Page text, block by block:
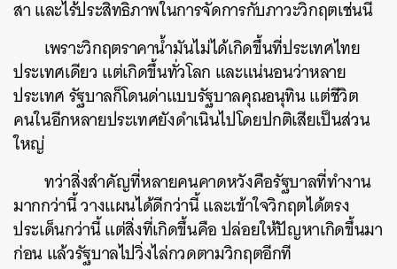
สา และไร้ประสิทธิภาพในการจัดการกับภาวะวิกฤตเช่นนี้
เพราะวิกฤตราคาน้ำมันไม่ได้เกิดขึ้นที่ประเทศไทย
ประเทศเดียว แต่เกิดขึ้นทั่วโลก และแน่นอนว่าหลาย
ประเทศ รัฐบาลก็โดนด่าแบบรัฐบาลคุณอนุทิน แต่ชีวิต
คนในอีกหลายประเทศยังดำเนินไปโดยปกติเสียเป็นส่วน
ใหญ่
ทว่าสิ่งสำคัญที่หลายคนคาดหวังคือรัฐบาลที่ทำงาน
มากกว่านี้ วางแผนได้ดีกว่านี้ และเข้าใจวิกฤตได้ตรง
ประเด็นกว่านี้ แต่สิ่งที่เกิดขึ้นคือ ปล่อยให้ปัญหาเกิดขึ้นมา
ก่อน แล้วรัฐบาลไปวิ่งไล่กวดตามวิกฤตอีกที
SHARE TWEET LINE EMAIL